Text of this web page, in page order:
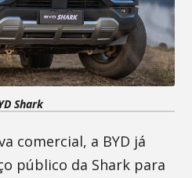
Shark
comercial, a BYD já
público da Shark para